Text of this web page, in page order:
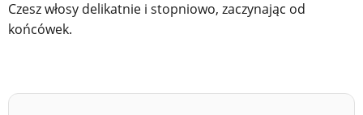
Czesz włosy delikatnie i stopniowo, zaczynając od
końcówek.